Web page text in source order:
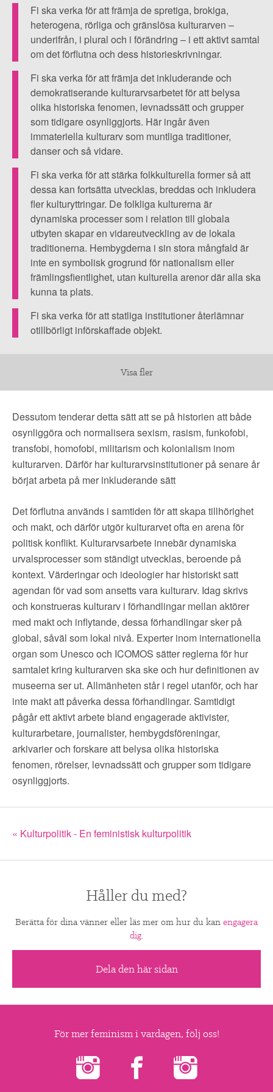
FÖR MEDLEMMAR ▼
NYHETER
har
kulturarvet
definierats
som
enhetligt
som
spegla
gemensamt
nationellt
förflutet.
sådant
synsätt
kulturarv
en
bild
av
det
förflutna,
det
reproducerar
en
föreställning
om
att
alla
i
Sverige
lever
med
samma
erfarenheter,
liksom
en
syn
på
kultur
statisk
från
Fi ska verka för att främja de spretiga, brokiga,
heterogena, rörliga och gränslösa kulturarven –
underifrån, i plural och i förändring – i ett aktivt samtal
om det förflutna och dess historieskrivningar.
Fi ska verka för att främja det inkluderande och
demokratiserande kulturarvsarbetet för att belysa
olika historiska fenomen, levnadssätt och grupper
som tidigare osynliggjorts. Här ingår även
immateriella kulturarv som muntliga traditioner,
danser och så vidare.
Fi ska verka för att stärka folkkulturella former så att
dessa kan fortsätta utvecklas, breddas och inkludera
fler kulturyttringar. De folkliga kulturerna är
dynamiska processer som i relation till globala
utbyten skapar en vidareutveckling av de lokala
traditionerna. Hembygderna i sin stora mångfald är
inte en symbolisk grogrund för nationalism eller
främlingsfientlighet, utan kulturella arenor där alla ska
kunna ta plats.
Fi ska verka för att statliga institutioner återlämnar
otillbörligt införskaffade objekt.
Visa fler
Dessutom tenderar detta sätt att se på historien att både
osynliggöra och normalisera sexism, rasism, funkofobi,
transfobi, homofobi, militarism och kolonialism inom
kulturarven. Därför har kulturarvsinstitutioner på senare år
börjat arbeta på mer inkluderande sätt
Det förflutna används i samtiden för att skapa tillhörighet
och makt, och därför utgör kulturarvet ofta en arena för
politisk konflikt. Kulturarvsarbete innebär dynamiska
urvalsprocesser som ständigt utvecklas, beroende på
kontext. Värderingar och ideologier har historiskt satt
agendan för vad som ansetts vara kulturarv. Idag skrivs
och konstrueras kulturarv i förhandlingar mellan aktörer
med makt och inflytande, dessa förhandlingar sker på
global, såväl som lokal nivå. Experter inom internationella
organ som Unesco och ICOMOS sätter reglerna för hur
samtalet kring kulturarven ska ske och hur definitionen av
museerna ser ut. Allmänheten står i regel utanför, och har
inte makt att påverka dessa förhandlingar. Samtidigt
pågår ett aktivt arbete bland engagerade aktivister,
kulturarbetare, journalister, hembygdsföreningar,
arkivarier och forskare att belysa olika historiska
fenomen, rörelser, levnadssätt och grupper som tidigare
osynliggjorts.
« Kulturpolitik - En feministisk kulturpolitik
Håller du med?
Berätta för dina vänner eller läs mer om hur du kan engagera
dig.
Dela den här sidan
För mer feminism i vardagen, följ oss!